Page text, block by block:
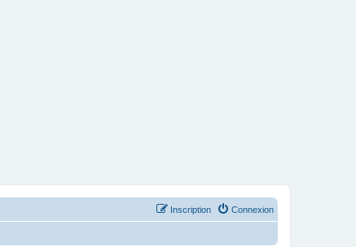
Connexion
Inscription